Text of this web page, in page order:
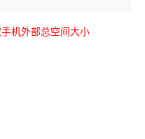
机外部总空间大小